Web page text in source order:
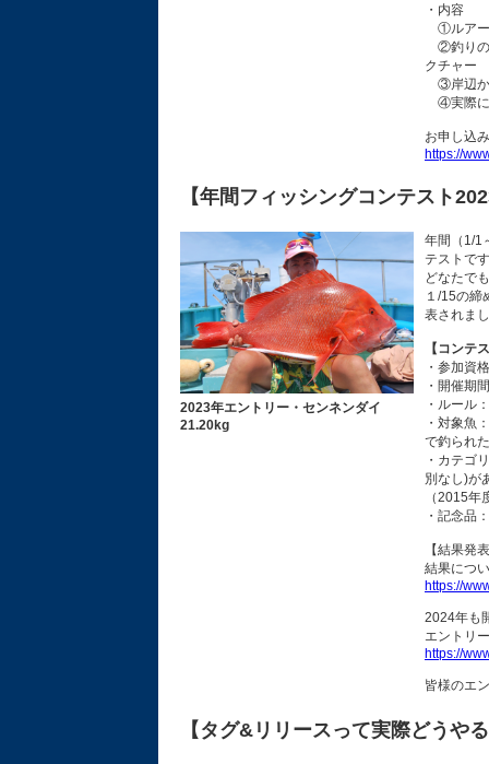
・内容
①ルアー
②釣りの
クチャー
③岸辺か
④実際に
お申し込
https://
【年間フィッシングコンテスト
2023年エントリー・センネンダイ
21.20kg
年間（1/1
テストで
どなたで
１/15の締
表されま
【コンテ
・参加資
・開催期
・ルール
・対象魚
で釣られ
・カテゴ
別なし)が
（2015年
・記念品
【結果発
結果につ
https://
2024年も
エントリ
https://
皆様のエ
【タグ&リリースって実際どうや